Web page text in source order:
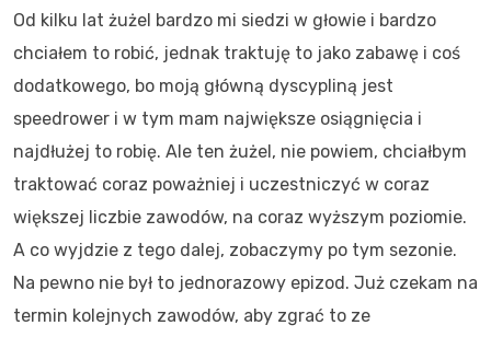
Od kilku lat żużel bardzo mi siedzi w głowie i bardzo
chciałem to robić, jednak traktuję to jako zabawę i coś
dodatkowego, bo moją główną dyscypliną jest
speedrower i w tym mam największe osiągnięcia i
najdłużej to robię. Ale ten żużel, nie powiem, chciałbym
traktować coraz poważniej i uczestniczyć w coraz
większej liczbie zawodów, na coraz wyższym poziomie.
A co wyjdzie z tego dalej, zobaczymy po tym sezonie.
Na pewno nie był to jednorazowy epizod. Już czekam na
termin kolejnych zawodów, aby zgrać to ze